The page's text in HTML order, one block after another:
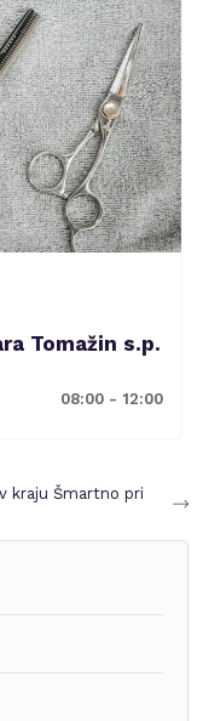
Tomažin s.p.
08:00 - 12:00
kraju Šmartno pri